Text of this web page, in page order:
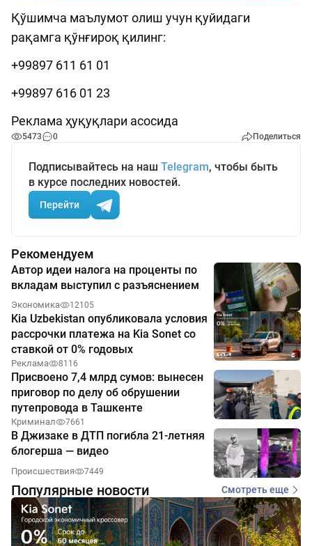
Қўшимча маълумот олиш учун қуйидаги
рақамга қўнғироқ қилинг:
+99897 611 61 01
+99897 616 01 23
Реклама ҳуқуқлари асосида
5473 0 Поделиться
Подписывайтесь на наш Telegram, чтобы быть
в курсе последних новостей.
Перейти
Рекомендуем
Автор идеи налога на проценты по
вкладам выступил с разъяснением
Экономика 12105
Kia Uzbekistan опубликовала условия
рассрочки платежа на Kia Sonet со
ставкой от 0% годовых
Реклама 8116
Присвоено 7,4 млрд сумов: вынесен
приговор по делу об обрушении
путепровода в Ташкенте
Криминал 7661
В Джизаке в ДТП погибла 21-летняя
блогерша — видео
Происшествия 7449
Популярные новости Смотреть еще